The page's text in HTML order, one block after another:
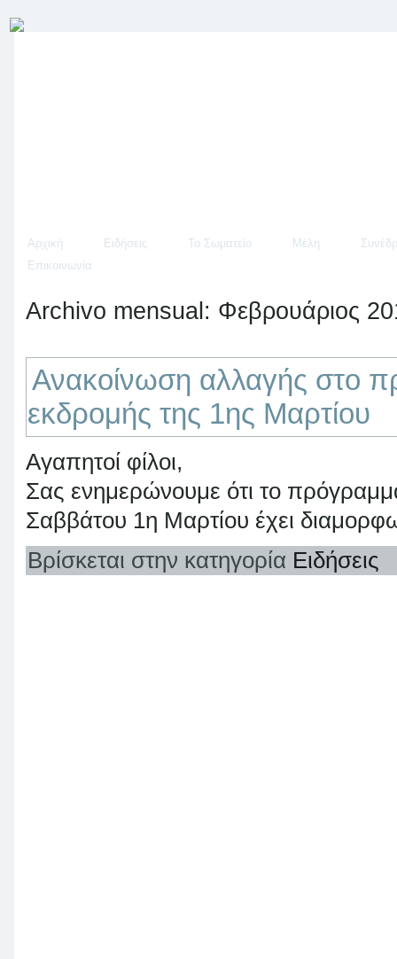
Αρχική Ειδήσεις Το Σωματείο Μέλη
Επικοινωνία
Archivo mensual: Φεβρουάριος
Ανακοίνωση αλλαγής στο
εκδρομής της 1ης Μαρτίου
Αγαπητοί φίλοι,
Σας ενημερώνουμε ότι το
Σαββάτου 1η Μαρτίου έχει
Βρίσκεται στην κατηγορία Ειδήσεις